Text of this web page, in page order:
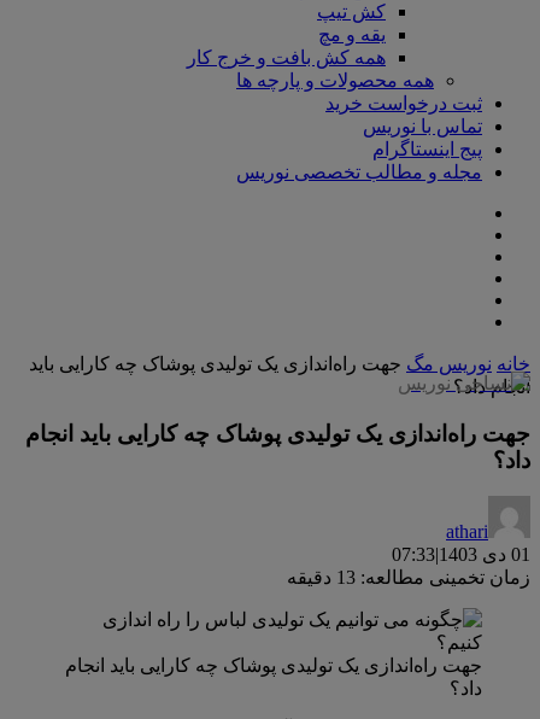
کش تیپ
یقه و مچ
همه کش بافت و خرج کار
همه محصولات و پارچه ها
ثبت درخواست خرید
تماس با نوریس
پیج اینستاگرام
مجله و مطالب تخصصی نوریس
خانه نوریس مگ جهت راه‌اندازی یک تولیدی پوشاک چه کارایی باید
انجام داد؟
جهت راه‌اندازی یک تولیدی پوشاک چه کارایی باید انجام
داد؟
athari
01 دی 1403
|
07:33
زمان تخمینی مطالعه: 13 دقیقه
جهت راه‌اندازی یک تولیدی پوشاک چه کارایی باید انجام
داد؟